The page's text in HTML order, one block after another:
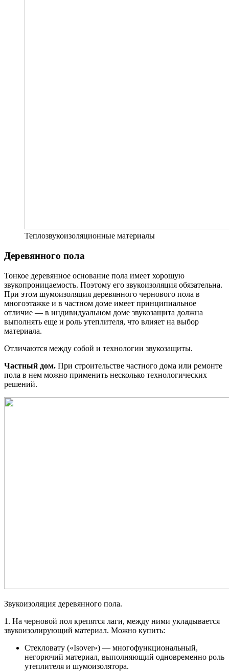
Теплозвукоизоляционные материалы
Деревянного пола
Тонкое деревянное основание пола имеет хорошую
звукопроницаемость. Поэтому его звукоизоляция обязательна.
При этом шумоизоляция деревянного чернового пола в
многоэтажке и в частном доме имеет принципиальное
отличие — в индивидуальном доме звукозащита должна
выполнять еще и роль утеплителя, что влияет на выбор
материала.
Отличаются между собой и технологии звукозащиты.
Частный дом. При строительстве частного дома или ремонте
пола в нем можно применить несколько технологических
решений.
Звукоизоляция деревянного пола.
1. На черновой пол крепятся лаги, между ними укладывается
звукоизолирующий материал. Можно купить:
Стекловату («Isover») — многофункциональный,
негорючий материал, выполняющий одновременно роль
утеплителя и шумоизолятора.